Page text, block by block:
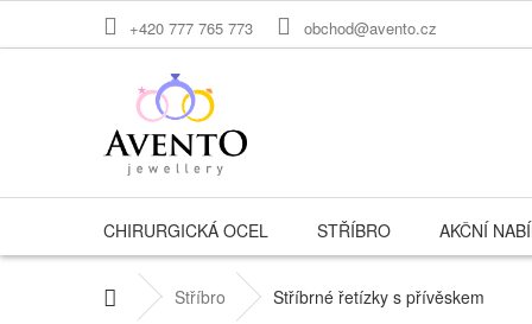
+420 777 765 773 obchod@avento.cz
CHIRURGICKÁ OCEL STŘÍBRO AKČNÍ
Domů Stříbro Stříbrné řetízky s přívěskem